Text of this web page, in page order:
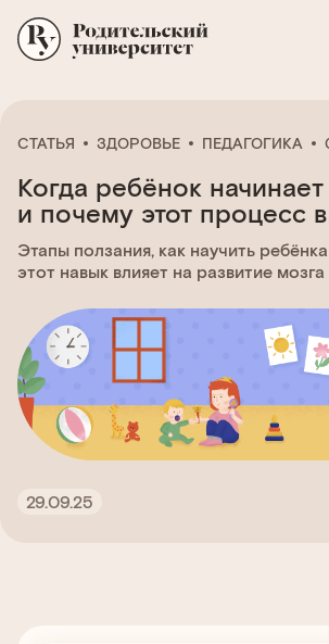
СТАТЬЯ ЗДОРОВЬЕ ПЕДАГОГИКА
Когда ребёнок
и почему этот процесс
Этапы ползания, как научить
этот навык влияет на развитие мозга
29.09.25